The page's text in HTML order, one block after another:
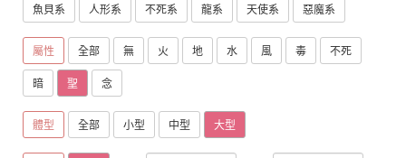
魚貝系 人形系 不死系 龍系 天使系 惡魔系
屬性 全部 無 火 地 水 風 毒 不死
暗 聖 念
體型 全部 小型 中型 大型